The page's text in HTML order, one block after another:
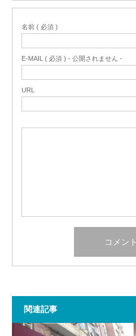
名前 ( 必須 )
E-MAIL ( 必須 ) - 公開されません -
URL
関連記事